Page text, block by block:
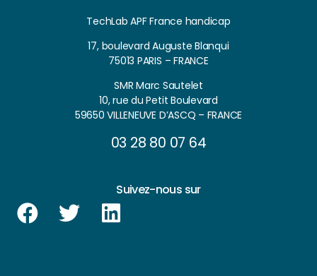
TechLab APF France handicap
17, boulevard Auguste Blanqui
75013 PARIS – FRANCE
SMR Marc Sautelet
10, rue du Petit Boulevard
59650 VILLENEUVE D’ASCQ – FRANCE
03 28 80 07 64
Suivez-nous sur